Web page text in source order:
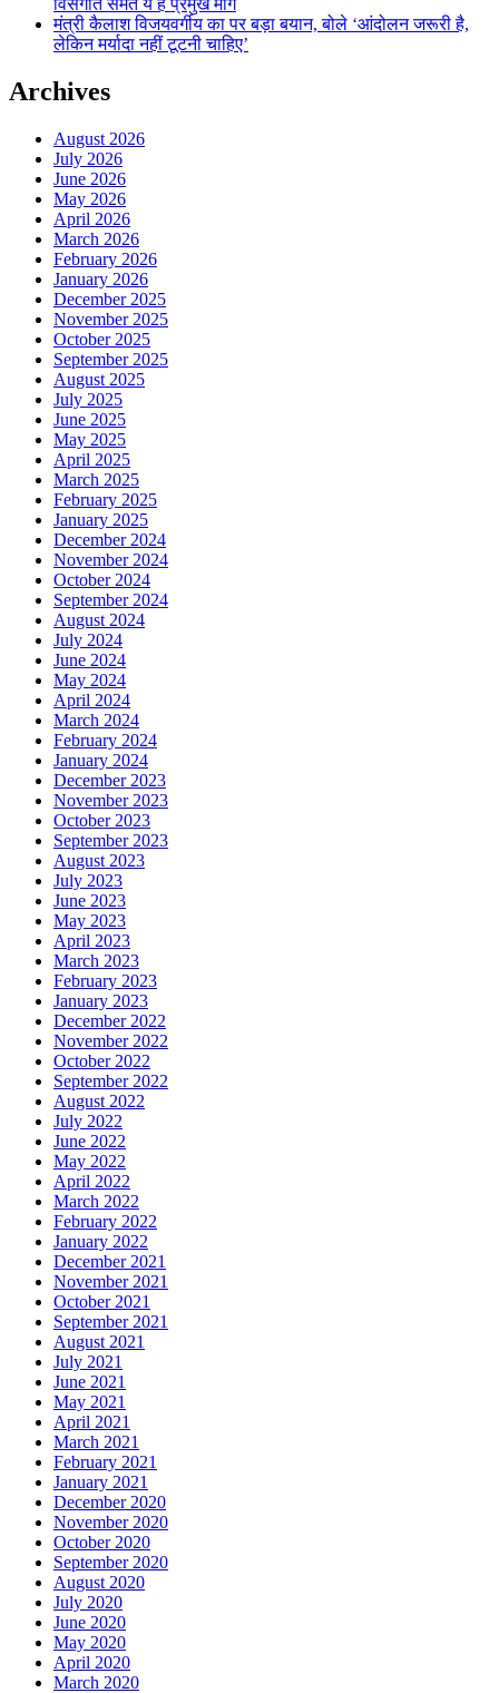
मंत्री कैलाश विजयवर्गीय का पर बड़ा बयान, बोले ‘आंदोलन जरूरी है,
लेकिन मर्यादा नहीं टूटनी चाहिए’
Archives
August 2026
July 2026
June 2026
May 2026
April 2026
March 2026
February 2026
January 2026
December 2025
November 2025
October 2025
September 2025
August 2025
July 2025
June 2025
May 2025
April 2025
March 2025
February 2025
January 2025
December 2024
November 2024
October 2024
September 2024
August 2024
July 2024
June 2024
May 2024
April 2024
March 2024
February 2024
January 2024
December 2023
November 2023
October 2023
September 2023
August 2023
July 2023
June 2023
May 2023
April 2023
March 2023
February 2023
January 2023
December 2022
November 2022
October 2022
September 2022
August 2022
July 2022
June 2022
May 2022
April 2022
March 2022
February 2022
January 2022
December 2021
November 2021
October 2021
September 2021
August 2021
July 2021
June 2021
May 2021
April 2021
March 2021
February 2021
January 2021
December 2020
November 2020
October 2020
September 2020
August 2020
July 2020
June 2020
May 2020
April 2020
March 2020